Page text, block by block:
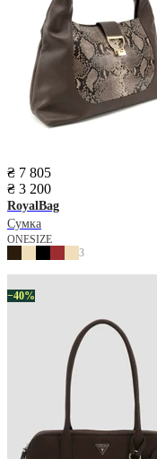
₴ 7 805
₴ 3 200
RoyalBag
Сумка
ONESIZE
3
−40%